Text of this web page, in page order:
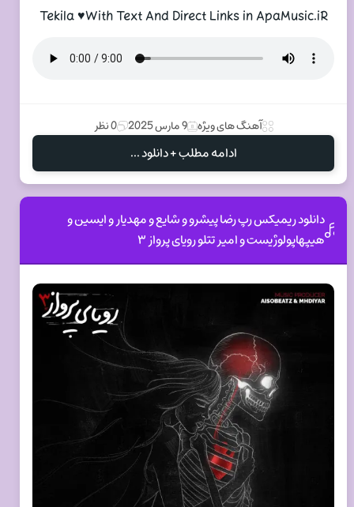
Tekila ♥With Text And Direct Links in ApaMusic.iR
آهنگ های ویژه 9 مارس 2025 0 نظر
ادامه مطلب + دانلود ...
دانلود ریمیکس رپ رضا پیشرو و شایع و مهدیار و ایسین و
هیپهاپولوژیست و امیر تتلو رویای پرواز ۳